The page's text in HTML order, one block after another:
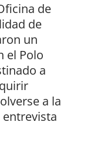
de
de
un
el Polo
a
a la